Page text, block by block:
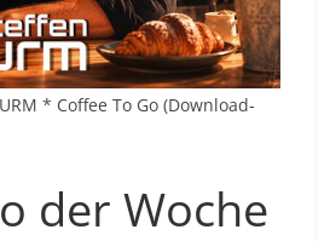
* Coffee To Go (Download-
der Woche